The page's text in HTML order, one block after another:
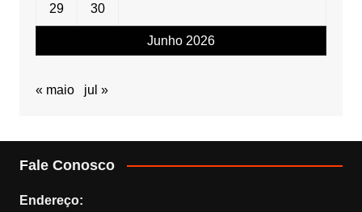
Junho 2026
29 30
« maio jul »
Fale Conosco
Endereço: